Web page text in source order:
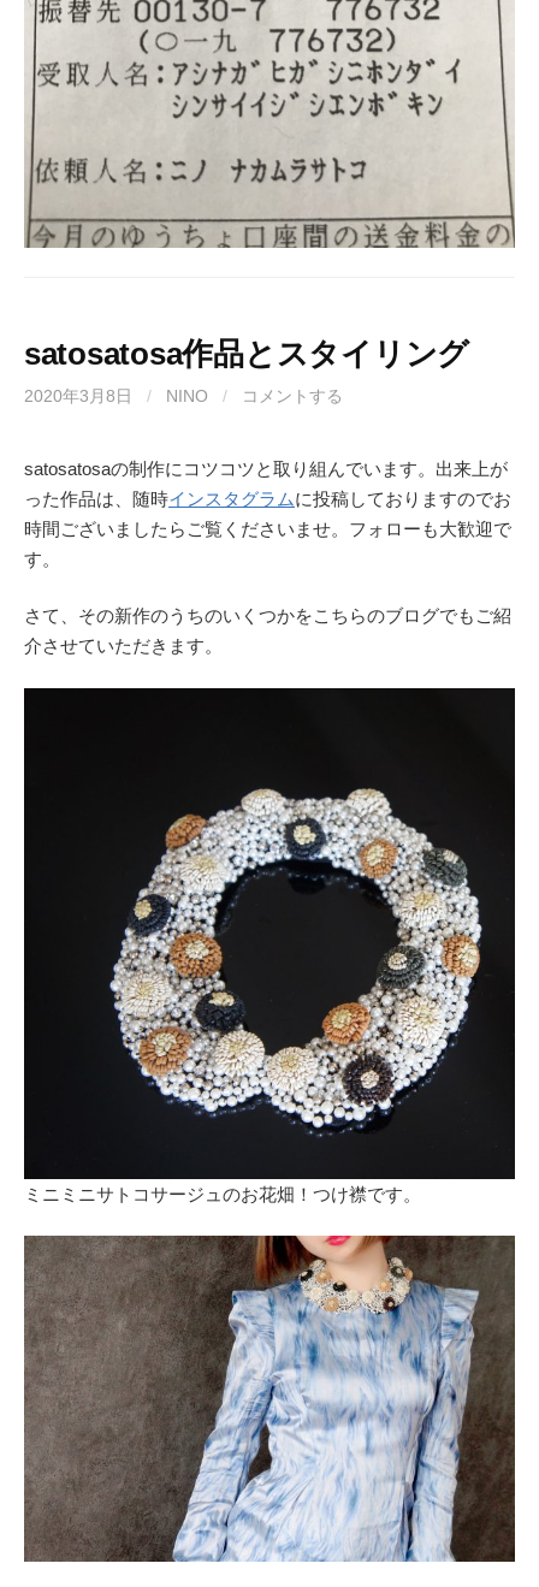
satosatosa作品とスタイリング
2020年3月8日 / NINO / コメントする
satosatosaの制作にコツコツと取り組んでいます。出来上が
った作品は、随時インスタグラムに投稿しておりますのでお
時間ございましたらご覧くださいませ。フォローも大歓迎で
す。
さて、その新作のうちのいくつかをこちらのブログでもご紹
介させていただきます。
ミニミニサトコサージュのお花畑！つけ襟です。